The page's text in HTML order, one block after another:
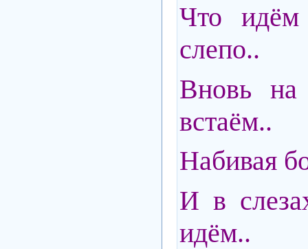
Что
слепо..
Вновь на
встаём..
Набивая
И в
идём..